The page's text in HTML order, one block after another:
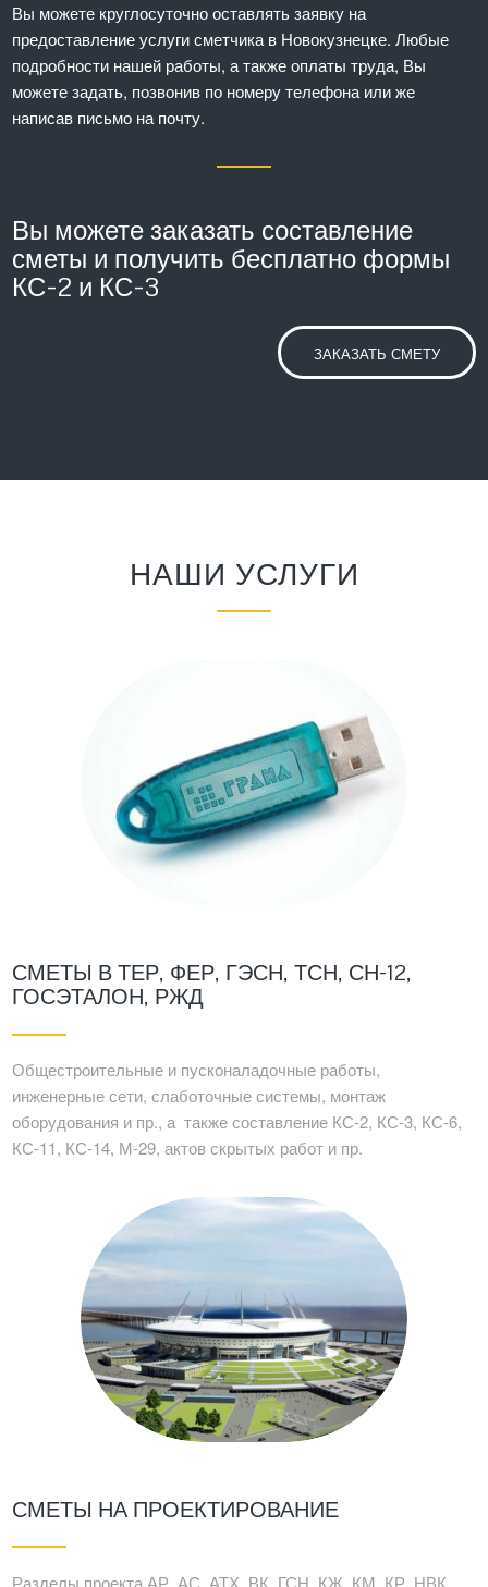
Вы можете круглосуточно оставлять заявку на
предоставление услуги сметчика в Новокузнецке. Любые
подробности нашей работы, а также оплаты труда, Вы
можете задать, позвонив по номеру телефона или же
написав письмо на почту.
Вы можете заказать составление
сметы и получить бесплатно формы
КС-2 и КС-3
ЗАКАЗАТЬ СМЕТУ
НАШИ УСЛУГИ
СМЕТЫ В ТЕР, ФЕР, ГЭСН, ТСН, СН-12,
ГОСЭТАЛОН, РЖД
Общестроительные и пусконаладочные работы,
инженерные сети, слаботочные системы, монтаж
оборудования и пр., а также составление КС-2, КС-3, КС-6,
КС-11, КС-14, М-29, актов скрытых работ и пр.
СМЕТЫ НА ПРОЕКТИРОВАНИЕ
Разделы проекта АР, АС, АТХ, ВК, ГСН, КЖ, КМ, КР, НВК,